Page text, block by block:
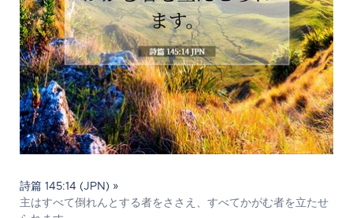
詩篇 145:14 (JPN) »
主はすべて倒れんとする者をささえ、すべてかがむ者を立たせ